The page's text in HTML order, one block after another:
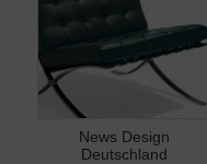
News Design
Deutschland